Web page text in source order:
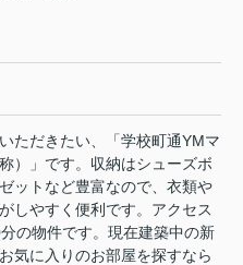
ただきたい、「学校町通YMマ
）」です。収納はシューズボ
ットなど豊富なので、衣類や
しやすく便利です。アクセス
の物件です。現在建築中の新
気に入りのお部屋を探すなら